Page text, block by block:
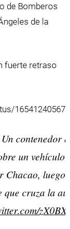
de Bomberos
de la
fuerte retraso
contenedor
un vehículo
luego
cruza la